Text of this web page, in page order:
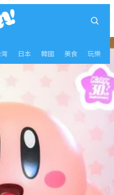
日本 韓國 美食 玩樂